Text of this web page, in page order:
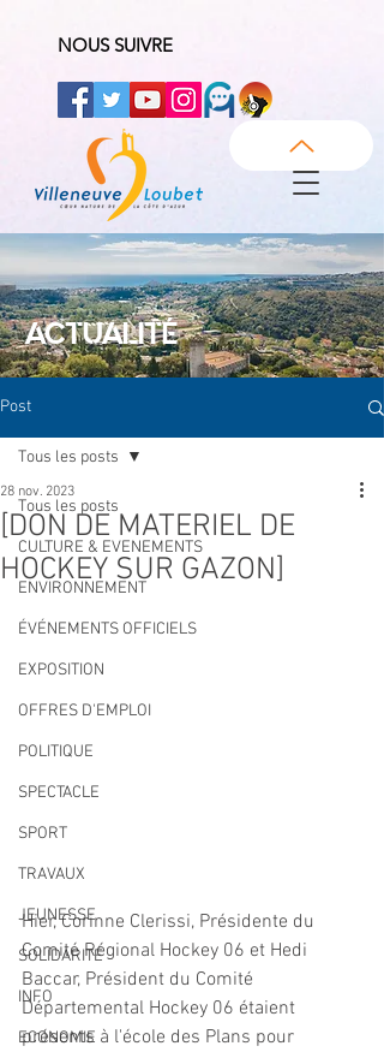
NOUS SUIVRE
ACTUALITÉ
Post
Tous les posts
CULTURE & EVENEMENTS
ENVIRONNEMENT
ÉVÉNEMENTS OFFICIELS
EXPOSITION
OFFRES D'EMPLOI
POLITIQUE
SPECTACLE
SPORT
TRAVAUX
JEUNESSE
SOLIDARITÉ
INFO
ECONOMIE
Tous les posts
[DON DE MATERIEL DE
HOCKEY SUR GAZON]
28 nov. 2023
Hier, Corinne Clerissi, Présidente du
Comité Régional Hockey 06 et Hedi
Baccar, Président du Comité
Départemental Hockey 06 étaient
présents à l'école des Plans pour